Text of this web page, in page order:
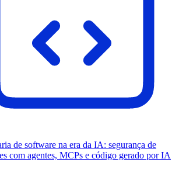
de software na era da IA: segurança de
com agentes, MCPs e código gerado por IA